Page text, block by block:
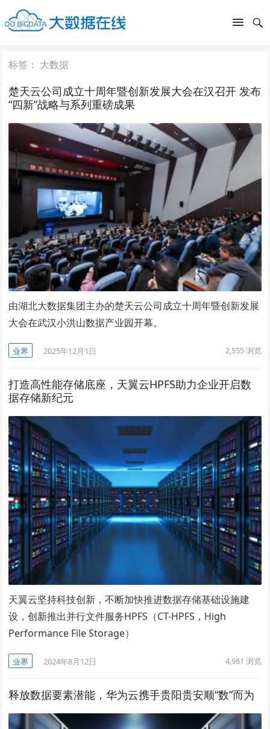
标签： 大数据
楚天云公司成立十周年暨创新发展大会在汉召开 发布
“四新”战略与系列重磅成果
由湖北大数据集团主办的楚天云公司成立十周年暨创新发展
大会在武汉小洪山数据产业园开幕。
业界 2025年12月1日 2,555浏览
打造高性能存储底座，天翼云HPFS助力企业开启数
据存储新纪元
天翼云坚持科技创新，不断加快推进数据存储基础设施建
设，创新推出并行文件服务HPFS（CT-HPFS，High
Performance File Storage）
业界 2024年8月12日 4,981 浏览
释放数据要素潜能，华为云携手贵阳贵安顺“数”而为